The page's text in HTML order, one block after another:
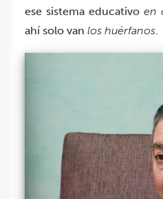
ese sistema educativo en
ahí solo van los huérfanos.